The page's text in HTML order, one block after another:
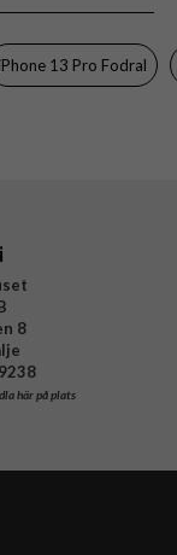
iPhone 13 Pro Fodral
8
här på plats